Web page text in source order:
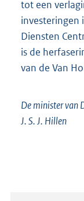
tot een
investeringen
Diensten
is de
van de Van
De minister van
J. S. J. Hillen